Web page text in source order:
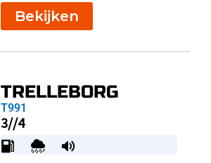
Bekijken
TRELLEBORG
T991
3//4